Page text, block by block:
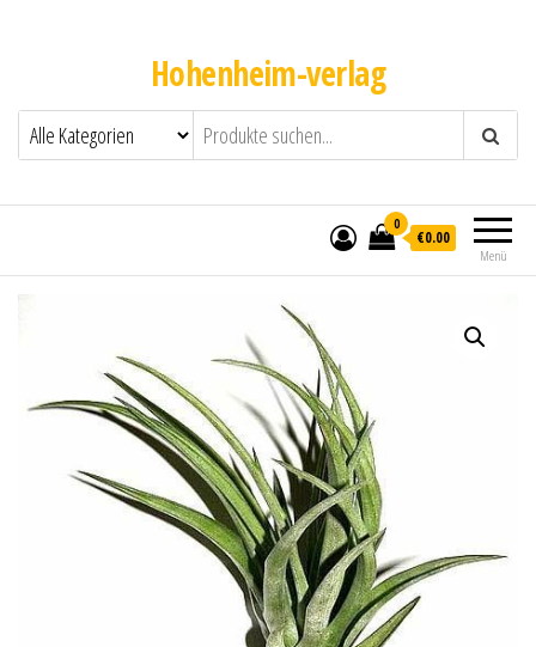
Hohenheim-verlag
Menü
0
€0.00